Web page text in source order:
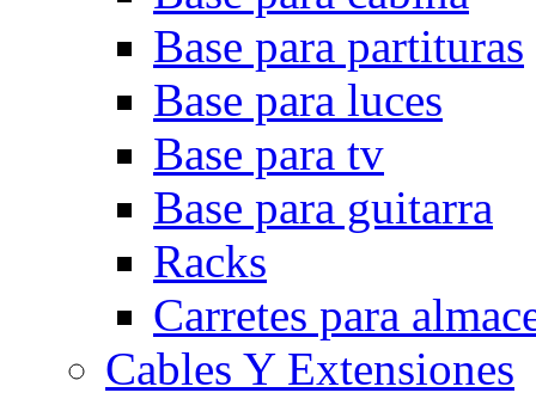
Base para partituras
Base para luces
Base para tv
Base para guitarra
Racks
Carretes para
Cables Y Extensiones